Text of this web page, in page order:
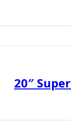
20″